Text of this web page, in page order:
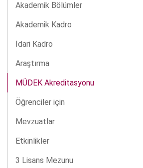
Akademik Bölümler
Akademik Kadro
İdari Kadro
Araştırma
MÜDEK Akreditasyonu
Öğrenciler için
Mevzuatlar
Etkinlikler
3 Lisans Mezunu